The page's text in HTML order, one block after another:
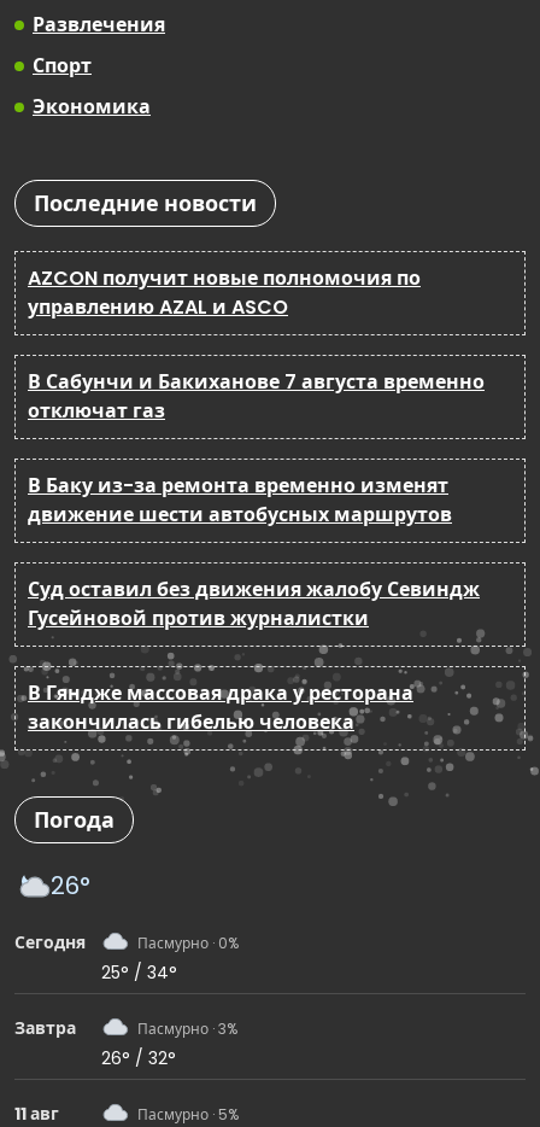
Развлечения
Спорт
Экономика
Последние новости
AZCON получит новые полномочия по
управлению AZAL и ASCO
В Сабунчи и Бакиханове 7 августа временно
отключат газ
В Баку из-за ремонта временно изменят
движение шести автобусных маршрутов
Суд оставил без движения жалобу Севиндж
Гусейновой против журналистки
В Гяндже массовая драка у ресторана
закончилась гибелью человека
Погода
26°
Сегодня Пасмурно · 0%
25° / 34°
Завтра Пасмурно · 3%
26° / 32°
11 авг Пасмурно · 5%